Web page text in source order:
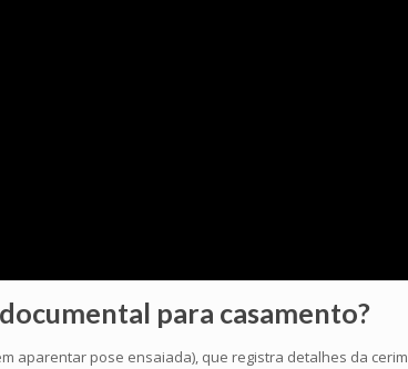
para casamento?
aparentar pose ensaiada), que registra detalhes da